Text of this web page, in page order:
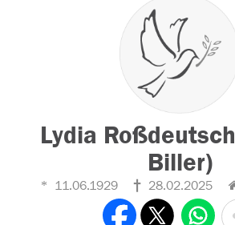
Lydia
Biller)
11.06.1929 28.02.2025